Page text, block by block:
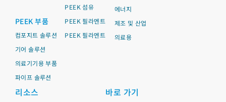
PEEK 부품
컴포지트 솔루션
기어 솔루션
의료기기용 부품
파이프 솔루션
PEEK 섬유
PEEK 필라멘트
PEEK 필라멘트
에너지
제조 및 산업
의료용
리소스 바로 가기